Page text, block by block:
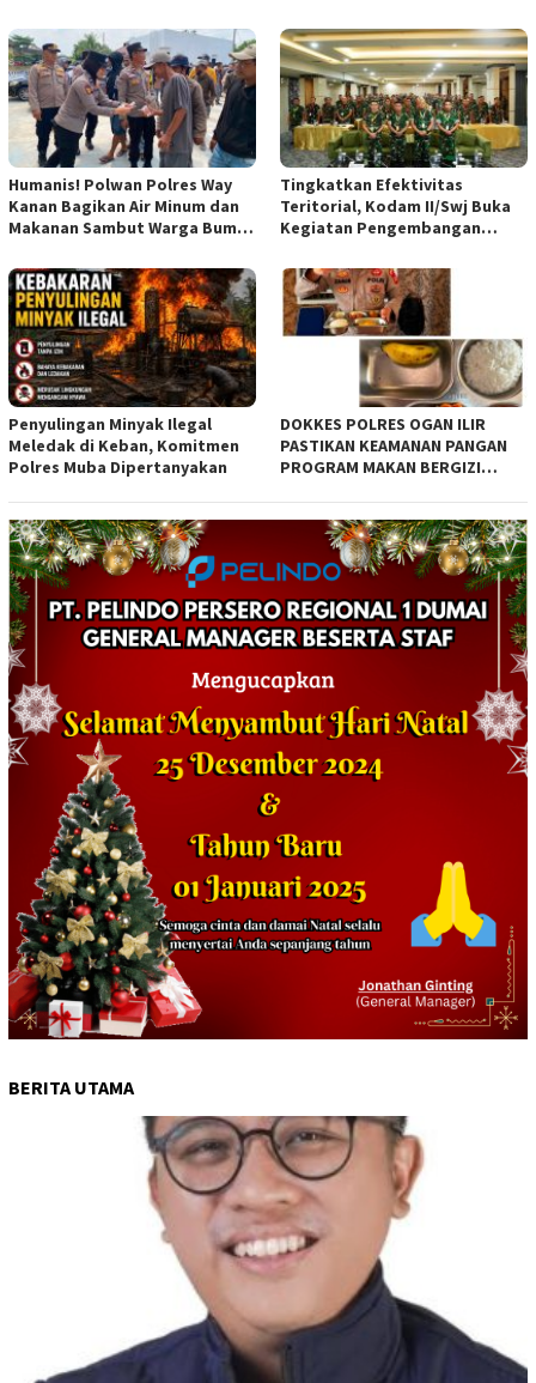
Humanis! Polwan Polres Way
Kanan Bagikan Air Minum dan
Makanan Sambut Warga Bumi
Tingkatkan Efektivitas
Teritorial, Kodam II/Swj Buka
Kegiatan Pengembangan
Apkowil TA 2026*
Penyulingan Minyak Ilegal
Meledak di Keban, Komitmen
Polres Muba Dipertanyakan
DOKKES POLRES OGAN ILIR
PASTIKAN KEAMANAN PANGAN
PROGRAM MAKAN BERGIZI
ORGANOLEPTIK*
BERITA UTAMA